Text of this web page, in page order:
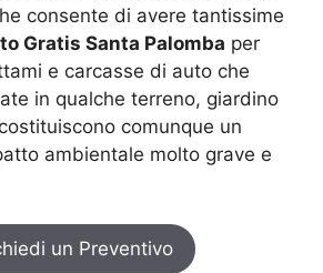
consente di avere tantissime
Gratis Santa Palomba per
e carcasse di auto che
in qualche terreno, giardino
comunque un
ambientale molto grave e
un Preventivo